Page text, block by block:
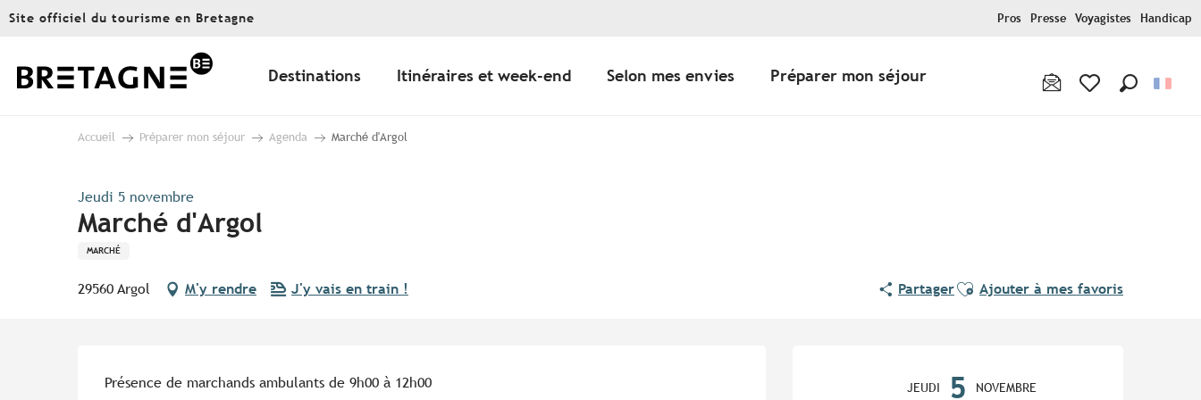
Aller
principal
Site officiel du tourisme en Bretagne Pros Presse Voyagistes Handicap
Destinations Itinéraires et week-end Selon mes envies Préparer mon séjour
Accueil Préparer mon séjour Agenda Marché d'Argol
Jeudi 5 novembre
Marché d'Argol
MARCHÉ
29560 Argol M'y rendre J'y vais en train ! PartagerAjouter aux favoris
Ajouter à mes favoris
JEUDI 5 NOVEMBRE
Présence de marchands ambulants de 9h00 à 12h00